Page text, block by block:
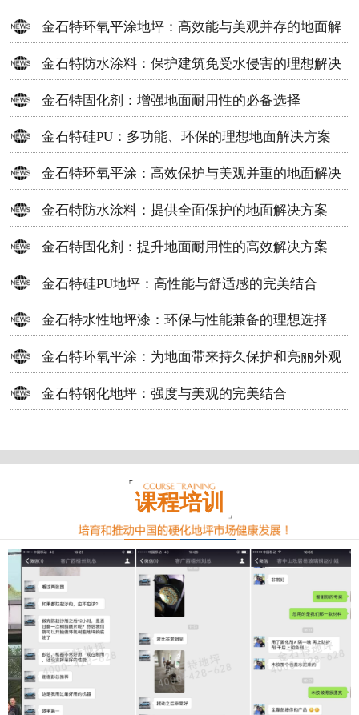
金石特环氧平涂地坪：高效能与美观并存的地面解
决方案
金石特防水涂料：保护建筑免受水侵害的理想解决
方案
金石特固化剂：增强地面耐用性的必备选择
金石特硅PU：多功能、环保的理想地面解决方案
金石特环氧平涂：高效保护与美观并重的地面解决
方案
金石特防水涂料：提供全面保护的地面解决方案
金石特固化剂：提升地面耐用性的高效解决方案
金石特硅PU地坪：高性能与舒适感的完美结合
金石特水性地坪漆：环保与性能兼备的理想选择
金石特环氧平涂：为地面带来持久保护和亮丽外观
金石特钢化地坪：强度与美观的完美结合
课程培训